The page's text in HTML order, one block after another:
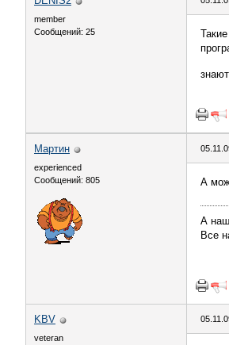
member
Сообщений: 25
знают
Мартин
experienced
Сообщений: 805
А
А
Все
KBV
veteran